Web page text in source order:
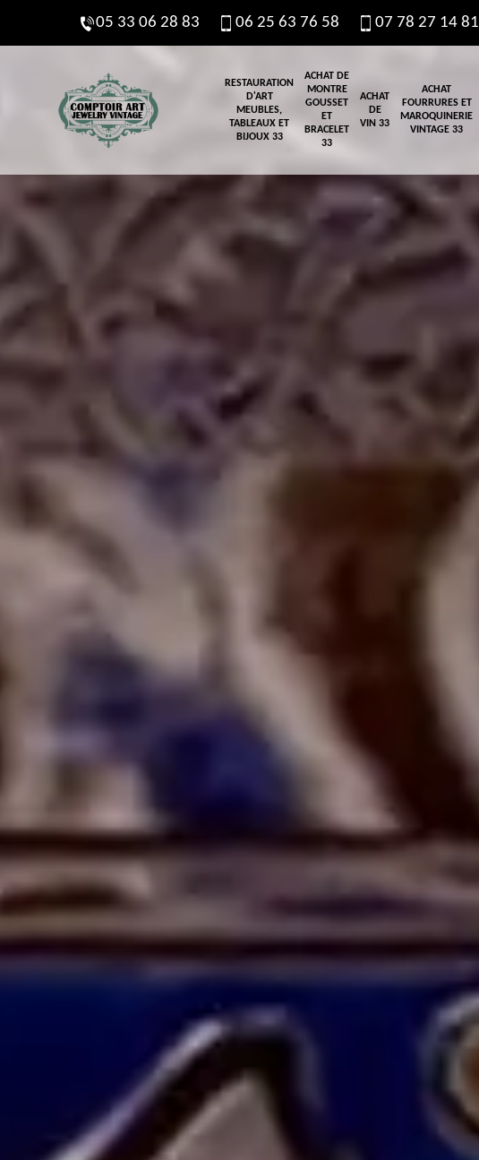
05 33 06 28 83 06 25 63 76 58 07 78 27 14 81
RESTAURATION
D'ART
MEUBLES,
TABLEAUX ET
BIJOUX 33
ACHAT DE
MONTRE
GOUSSET
ET
BRACELET
33
ACHAT
DE
VIN 33
ACHAT
FOURRURES ET
MAROQUINERIE
VINTAGE 33